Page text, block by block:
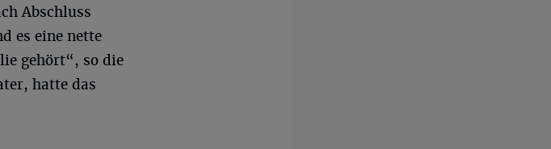
Abschluss
es eine nette
gehört“, so die
hatte das